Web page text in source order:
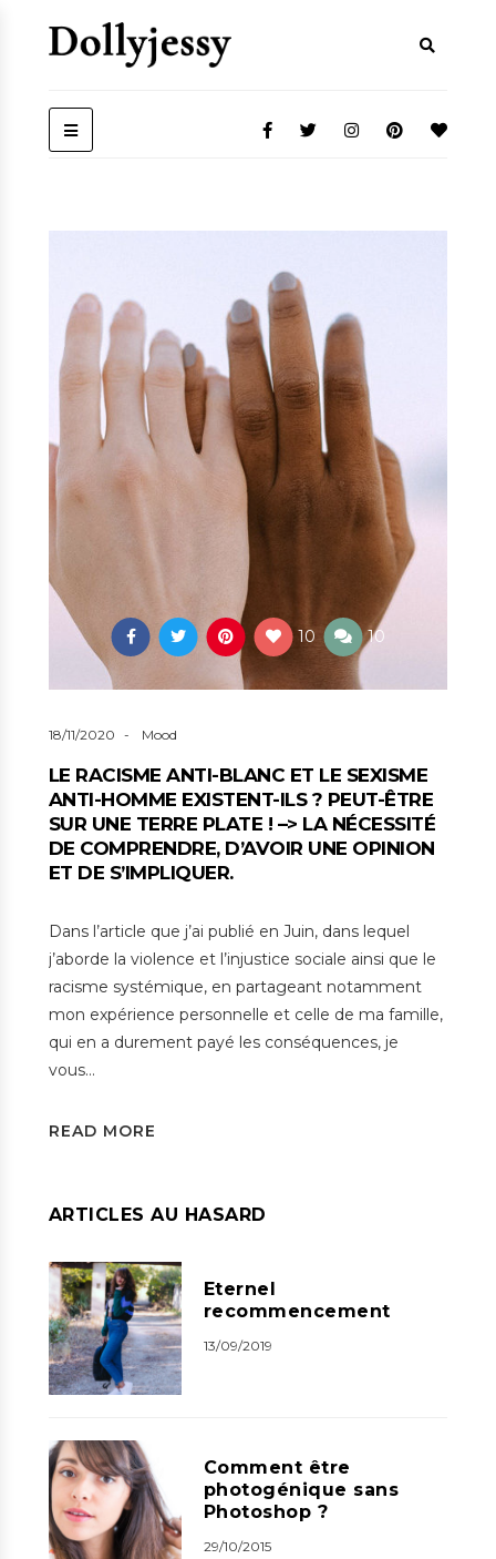
10 10
18/11/2020 Mood
LE RACISME ANTI-BLANC ET LE SEXISME
ANTI-HOMME EXISTENT-ILS ? PEUT-ÊTRE
SUR UNE TERRE PLATE ! –> LA NÉCESSITÉ
DE COMPRENDRE, D’AVOIR UNE OPINION
ET DE S’IMPLIQUER.
Dans l’article que j’ai publié en Juin, dans lequel
j’aborde la violence et l’injustice sociale ainsi que le
racisme systémique, en partageant notamment
mon expérience personnelle et celle de ma famille,
qui en a durement payé les conséquences, je
vous…
READ MORE
ARTICLES AU HASARD
Eternel
recommencement
13/09/2019
Comment être
photogénique sans
Photoshop ?
29/10/2015